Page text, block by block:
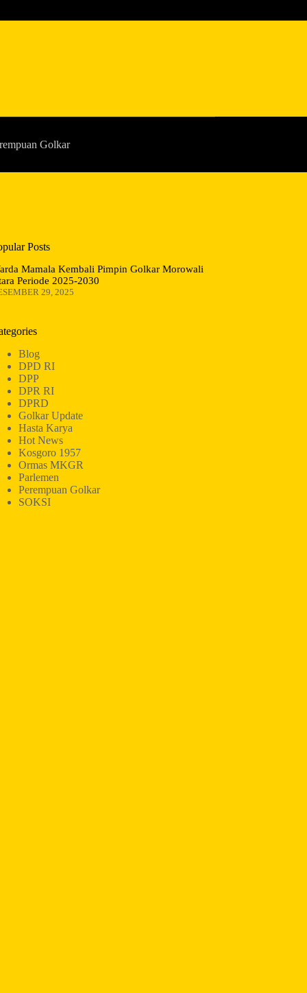
Golkar
Posts
Mamala Kembali Pimpin Golkar Morowali
Periode 2025-2030
29, 2025
Blog
DPD RI
DPP
DPR RI
DPRD
Golkar Update
Hasta Karya
Hot News
Kosgoro 1957
Ormas MKGR
Parlemen
Perempuan Golkar
SOKSI